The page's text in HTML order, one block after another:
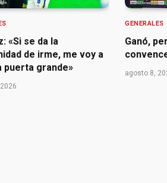
«Si se da la
de irme, me voy a
puerta grande»
GENERALES
Ganó,
agosto 8,